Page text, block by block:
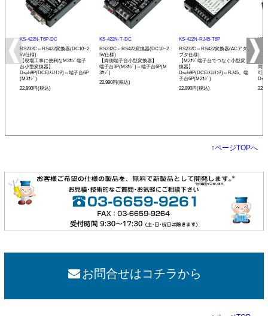
KS-422N-T6P-DC
RS232C⇔RS422変換器(DC10~2
5V仕様)
【現場工事に便利なM3ﾈｼﾞ端子
台小型変換器】
Dsub9P(DCE/ﾒｽ/ｲﾝﾁ)⇔端子台6P
(M3ﾈｼﾞ)
22,990円(税込)
KS-422N-T-DC
RS232C⇔RS422変換器(DC10~2
5V仕様)
【両側端子台小型変換器】
端子台3P(M3ﾈｼﾞ)⇔端子台6P(M
3ﾈｼﾞ)
22,990円(税込)
KS-422N-RJ45-T6P
RS232C⇔RS422変換器(ACアダ
プタ仕様)
【M2ﾈｼﾞ端子台でつなぐ小型変
換器】
Dsub9P(DCE/ﾒｽ/ｲﾝﾁ)⇔RJ45、端
子台6P(M2ﾈｼﾞ)
22,990円(税込)
KS-
プ
同
可
↑ページTOPへ
お問合せはコチラから